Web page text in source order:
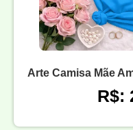
Arte Camisa Mãe
R$: